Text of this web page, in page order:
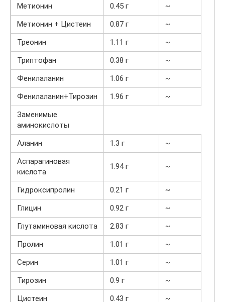
Метионин
0.45 г
~
Метионин + Цистеин
0.87 г
~
Треонин
1.11 г
~
Триптофан
0.38 г
~
Фенилаланин
1.06 г
~
Фенилаланин+Тирозин
1.96 г
~
Заменимые
аминокислоты
Аланин
1.3 г
~
Аспарагиновая
кислота
1.94 г ~
Гидроксипролин 0.21 г
~
Глицин
0.92 г
~
Глутаминовая кислота
2.83 г
~
Пролин
1.01 г
~
Серин
1.01 г
~
Тирозин
0.9 г
~
Цистеин
0.43 г ~